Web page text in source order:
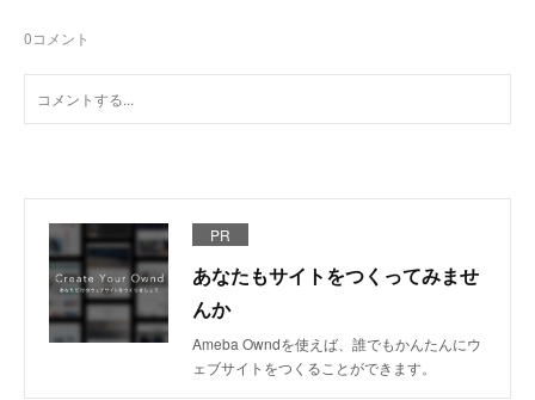
0コメント
PR
あなたもサイトをつくってみませ
んか
Ameba Owndを使えば、誰でもかんたんにウ
ェブサイトをつくることができます。